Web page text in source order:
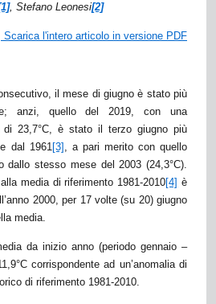
, Stefano Leonesi[2]
Scarica l'intero articolo in versione PDF
il mese di giugno è stato più
anzi, quello del 2019, con una
di 23,7°C, è stato il terzo giugno più
dal 1961[3] , a pari merito con quello
dallo stesso mese del 2003 (24,3°C).
media di riferimento 1981-2010[4] è
2000, per 17 volte (su 20) giugno
media.
da inizio anno (periodo gennaio –
corrispondente ad un’anomalia di
di riferimento 1981-2010.